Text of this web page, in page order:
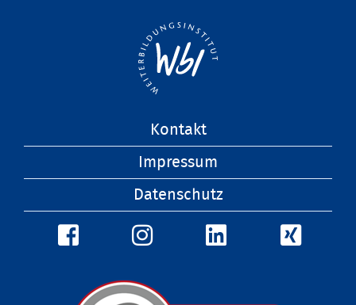
Kontakt
Impressum
Datenschutz